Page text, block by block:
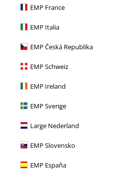
EMP France
EMP Italia
EMP Česká Republika
EMP Schweiz
EMP Ireland
EMP Sverige
Large Nederland
EMP Slovensko
EMP España